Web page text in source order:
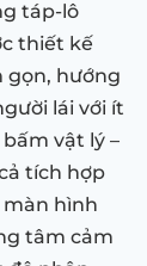
táp-lô
thiết kế
gọn, hướng
lái với ít
vật lý –
tích hợp
màn hình
tâm cảm